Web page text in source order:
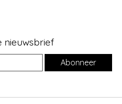
nieuwsbrief
Abonneer